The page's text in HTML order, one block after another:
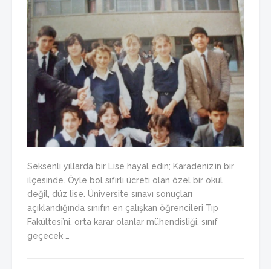
Seksenli yıllarda bir Lise hayal edin; Karadeniz’in bir
ilçesinde. Öyle bol sıfırlı ücreti olan özel bir okul
değil, düz lise. Üniversite sınavı sonuçları
açıklandığında sınıfın en çalışkan öğrencileri Tıp
Fakültesi’ni, orta karar olanlar mühendisliği, sınıf
geçecek …